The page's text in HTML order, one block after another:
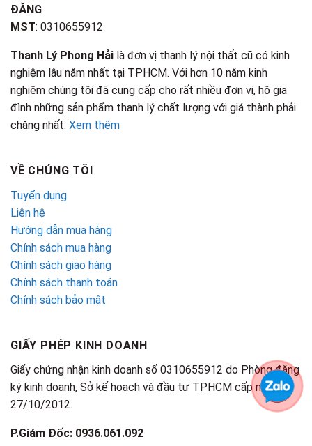
ĐĂNG
MST: 0310655912
Thanh Lý Phong Hải là đơn vị thanh lý nội thất cũ có kinh
nghiệm lâu năm nhất tại TPHCM. Với hơn 10 năm kinh
nghiệm chúng tôi đã cung cấp cho rất nhiều đơn vị, hộ gia
đình những sản phẩm thanh lý chất lượng với giá thành phải
chăng nhất. Xem thêm
VỀ CHÚNG TÔI
Tuyển dụng
Liên hệ
Hướng dẫn mua hàng
Chính sách mua hàng
Chính sách giao hàng
Chính sách thanh toán
Chính sách bảo mật
GIẤY PHÉP KINH DOANH
Giấy chứng nhận kinh doanh số 0310655912 do Phòng đăng
ký kinh doanh, Sở kế hoạch và đầu tư TPHCM cấp ngày
27/10/2012.
P.Giám Đốc: 0936.061.092